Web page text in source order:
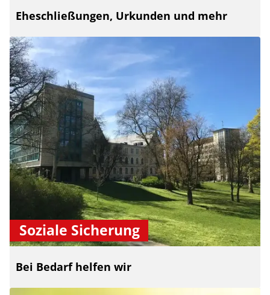
Eheschließungen, Urkunden und mehr
Soziale Sicherung
Bei Bedarf helfen wir